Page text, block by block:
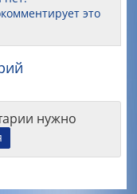
это
нужно